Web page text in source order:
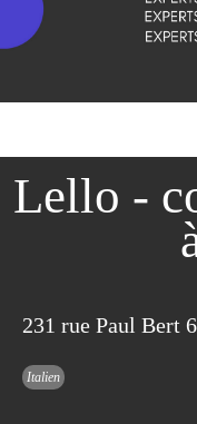
Lello -
231 rue Paul Bert
Italien